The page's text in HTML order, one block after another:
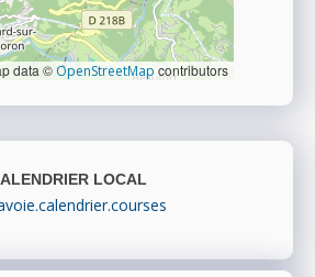
data © OpenStreetMapcontributors
LOCAL